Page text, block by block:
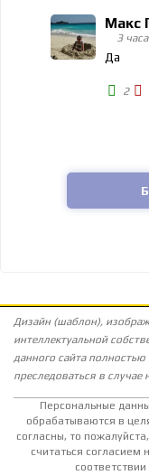
Макс
3
Да
2
Дизайн (шаблон),
интеллектуальной
данного сайта
преследоваться в случае
Персональные
обрабатываются в
согласны, то
считаться согласием
соответствии